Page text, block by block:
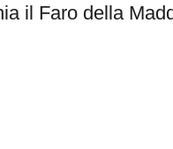
il Faro della